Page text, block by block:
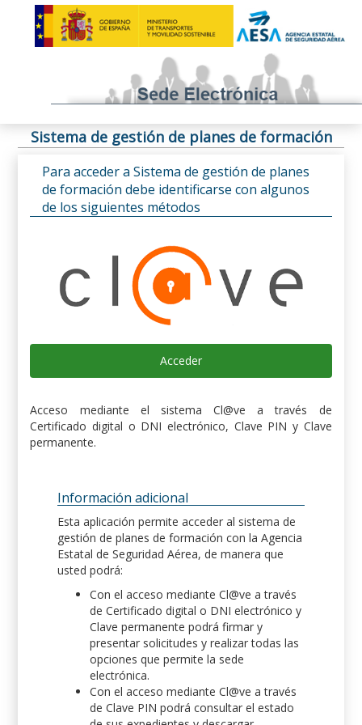
Sistema de gestión de planes de formación
Para acceder a Sistema de gestión de planes
de formación debe identificarse con algunos
de los siguientes métodos
Acceder
Acceso mediante el sistema Cl@ve a través de
Certificado digital o DNI electrónico, Clave PIN y Clave
permanente.
Información adicional
Esta aplicación permite acceder al sistema de
gestión de planes de formación con la Agencia
Estatal de Seguridad Aérea, de manera que
usted podrá:
Con el acceso mediante Cl@ve a través
de Certificado digital o DNI electrónico y
Clave permanente podrá firmar y
presentar solicitudes y realizar todas las
opciones que permite la sede
electrónica.
Con el acceso mediante Cl@ve a través
de Clave PIN podrá consultar el estado